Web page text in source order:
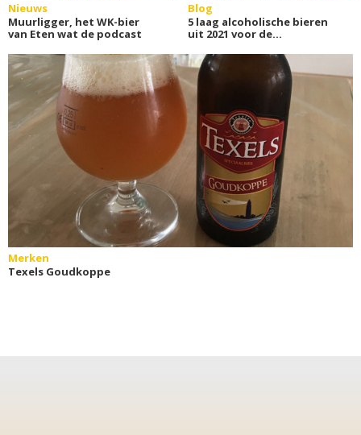
Nieuws
Muurligger, het WK-bier
van Eten wat de podcast
Blog
5 laag alcoholische bieren
uit 2021 voor de
Merken
Texels Goudkoppe